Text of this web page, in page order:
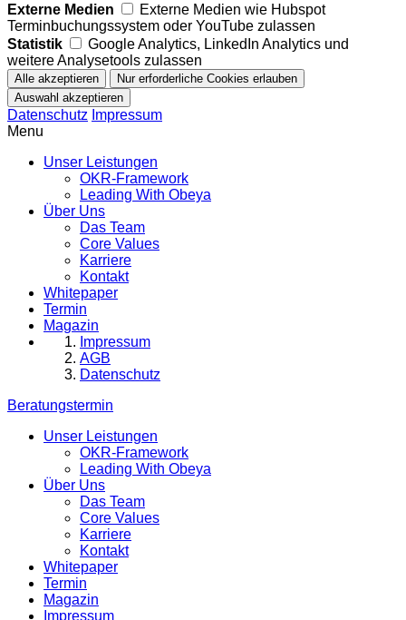
Externe Medien
Externe Medien wie Hubspot
Terminbuchungssystem oder YouTube zulassen
Statistik
Google Analytics, LinkedIn Analytics und
weitere Analysetools zulassen
Datenschutz Impressum
Menu
Unser Leistungen
OKR-Framework
Leading With Obeya
Über Uns
Das Team
Core Values
Karriere
Kontakt
Whitepaper
Termin
Magazin
Impressum
AGB
Datenschutz
Beratungstermin
Unser Leistungen
OKR-Framework
Leading With Obeya
Über Uns
Das Team
Core Values
Karriere
Kontakt
Whitepaper
Termin
Magazin
Impressum